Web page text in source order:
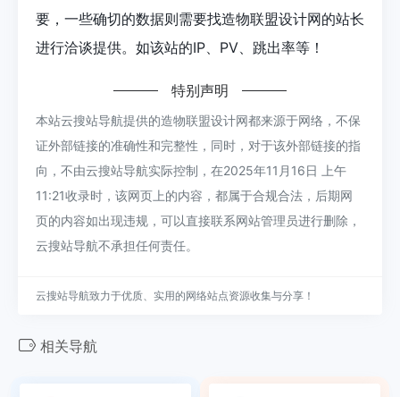
要，一些确切的数据则需要找造物联盟设计网的站长
进行洽谈提供。如该站的IP、PV、跳出率等！
特别声明
本站云搜站导航提供的造物联盟设计网都来源于网络，不保
证外部链接的准确性和完整性，同时，对于该外部链接的指
向，不由云搜站导航实际控制，在2025年11月16日 上午
11:21收录时，该网页上的内容，都属于合规合法，后期网
页的内容如出现违规，可以直接联系网站管理员进行删除，
云搜站导航不承担任何责任。
云搜站导航致力于优质、实用的网络站点资源收集与分享！
相关导航